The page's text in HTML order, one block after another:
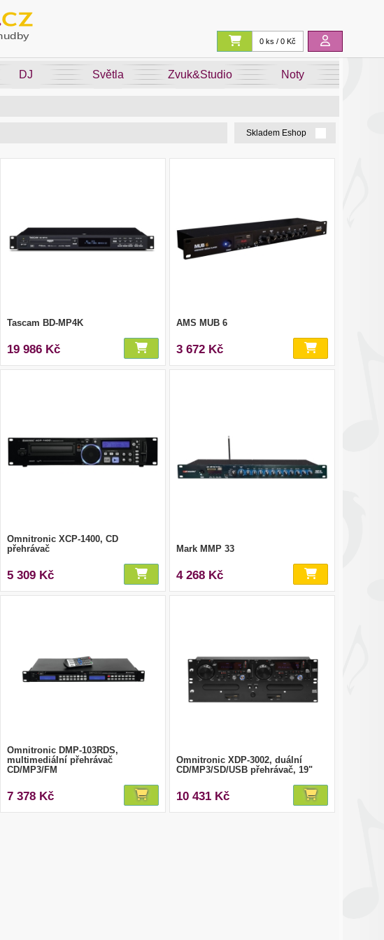
0 ks / 0 Kč
DJ Světla Zvuk&Studio Noty
Skladem Eshop
Tascam BD-MP4K
19 986 Kč
AMS MUB 6
3 672 Kč
Omnitronic XCP-1400, CD
přehrávač
5 309 Kč
Mark MMP 33
4 268 Kč
Omnitronic DMP-103RDS,
multimediální přehrávač
CD/MP3/FM
7 378 Kč
Omnitronic XDP-3002, duální
CD/MP3/SD/USB přehrávač, 19"
10 431 Kč